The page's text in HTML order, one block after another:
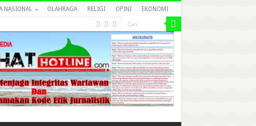
NASIONAL OLAHRAGA RELIGI OPINI EKONOMI